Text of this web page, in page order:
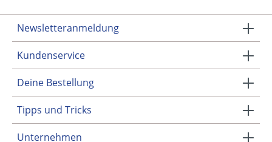
Hochwertige Kinder-
Trachtenhemden
Vor allem bei Kleidung für Kinder ist die Verarbeitung
und Materialqualität sehr wichtig. Darauf legen wir
unseren Kindertrachten, wie z. B. bei den
Trachtenhemden für Kinder, auf Hochwertigkeit.
Newsletteranmeldung
Kundenservice
Deine Bestellung
Tipps und Tricks
Unternehmen